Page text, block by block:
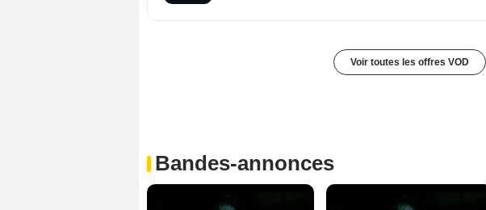
Voir toutes les offres VOD
Bandes-annonces